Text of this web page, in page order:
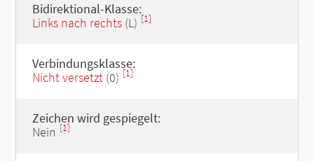
Bidirektional-Klasse:
Links nach rechts(L) [1]
Verbindungsklasse:
Nicht versetzt(0) [1]
Zeichen wird gespiegelt:
Nein [1]